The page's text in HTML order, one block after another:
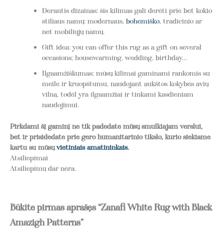
Derantis dizainas: šis kilimas gali derėti prie bet kokio
stiliaus namų: modernaus, bohemiško, tradicinio ar
net mobiliųjų namų.
Gift idea: you can offer this rug as a gift on several
occasions; housewarming, wedding, birthday…
Ilgaamžiškumas: mūsų kilimai gaminami rankomis su
meile ir kruopštumu, naudojant aukštos kokybės avių
vilną, todėl yra ilgaamžiai ir tinkami kasdieniam
naudojimui.
Pirkdami šį gaminį ne tik padedate mūsų smulkiajam verslui,
bet ir prisidedate prie gero humanitarinio tikslo, kurio siekiame
kartu su mūsųvietiniais amatininkais.
Atsiliepimai
Atsiliepimų dar nėra.
Būkite pirmas aprašęs “Zanafi White Rug with Black
Amazigh Patterns”